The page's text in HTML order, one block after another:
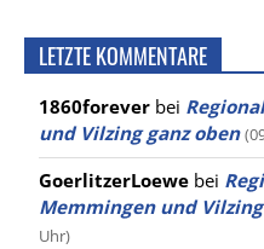
LETZTE KOMMENTARE
1860forever bei
und Vilzing ganz oben
GoerlitzerLoewe bei
Memmingen und
Uhr)